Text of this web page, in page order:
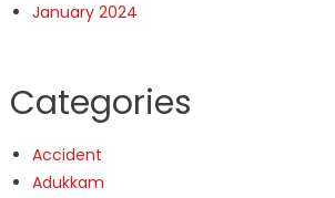
January 2024
Categories
Accident
Adukkam